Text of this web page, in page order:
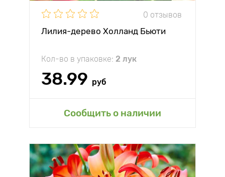
0 отзывов
Лилия-дерево Холланд Бьюти
Кол-во в упаковке: 2 лук
38.99 руб
Сообщить о наличии